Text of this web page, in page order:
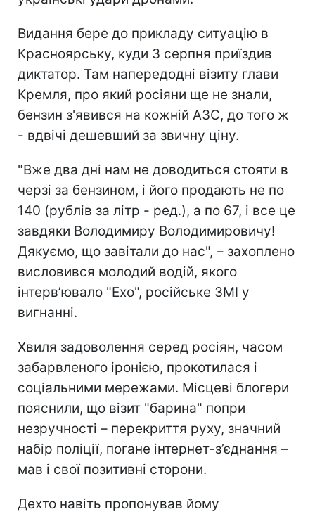
Видання бере до прикладу ситуацію в
Красноярську, куди 3 серпня приїздив
диктатор. Там напередодні візиту глави
Кремля, про який росіяни ще не знали,
бензин з'явився на кожній АЗС, до того ж
- вдвічі дешевший за звичну ціну.
"Вже два дні нам не доводиться стояти в
черзі за бензином, і його продають не по
140 (рублів за літр - ред.), а по 67, і все це
завдяки Володимиру Володимировичу!
Дякуємо, що завітали до нас", – захоплено
висловився молодий водій, якого
інтерв’ювало "Ехо", російське ЗМІ у
вигнанні.
Хвиля задоволення серед росіян, часом
забарвленого іронією, прокотилася і
соціальними мережами. Місцеві блогери
пояснили, що візит "барина" попри
незручності – перекриття руху, значний
набір поліції, погане інтернет-з’єднання –
мав і свої позитивні сторони.
Дехто навіть пропонував йому